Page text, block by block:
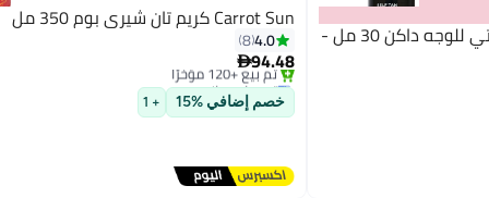
BONDI SANDS قطرات تان ذاتي للوجه داكن 30 مل -
Carrot Sun كريم تان شيري بوم 350 مل
4.0
8
94.48
توصيل مجاني
باقي 1 وحدات في المخزون
تم بيع +120 مؤخرًا
خصم إضافي %15 + 1